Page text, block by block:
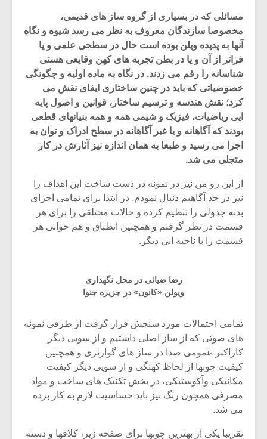
مسائلی که در بسیاری از گروه ساز های قدیمی،
مخصوصا سازندگان معروف به نظر می رسد شیوه و نگاه
آنها به پدیده ویلن بوده است حال در سطحی علمی و یا
فراتر از آن و یا در بطن تجربه های کهن وقایعی هستی
شناسانه را رقم می زدند. در نگاه به ماده اولیه و چگونگی
خصوصیاتی که باید در چنین ساختاری ایفای نقش می
کرد؛ نقش هندسه و ترسیم ساختار، قوانین و اصول پایه
ایی ریاضیات، فیزیک و شیمی همه و همه بنیانهای قطعی
بودند که آگاهانه و یا غیر آگاهانه در سطح ادراک و توان به
اجرا می رسید و طبعا به همان اندازه نیز آثارش در کار
متجلی می شد.
از این رو من نیز در نمونه در دست ساخت این اهداف را
نیز در حد آگاهیم دنبال نمودم. در ابتدا برای تمامی اجزای
بدنه جدولی را تنظیم کرده و حالات مختلقی را برای هر
قسمت در نظر گرفتم و همچنین انطباق و هم خوانی هر
قسمت را با ناحیه ایی دیگر.
رضا ضیائی در محل نگهداری
ویولن «کانون» در جزیره جنوا
تمامی احتمالات مورد سنجش قرار گرفت از طرفی نمونه
های صوتی که از ساز اصلی داشتیم و از سویی دیگر
کاراکتر عمومی صدا در ساز های گوارنری و همچنین
کیفیت چوبها از لحاظ کهنگی و از سویی دیگر کیفیت
مکانیکی وآکوستیکی، در بخش تکنیک های ساخت و مواد
مصرفی همچون رنگ نیز باید حساسیت لازم به کار برده
می شد.
تقریبا یکی از بهترین چوبها برای صفحه زیر، کلافها و دسته